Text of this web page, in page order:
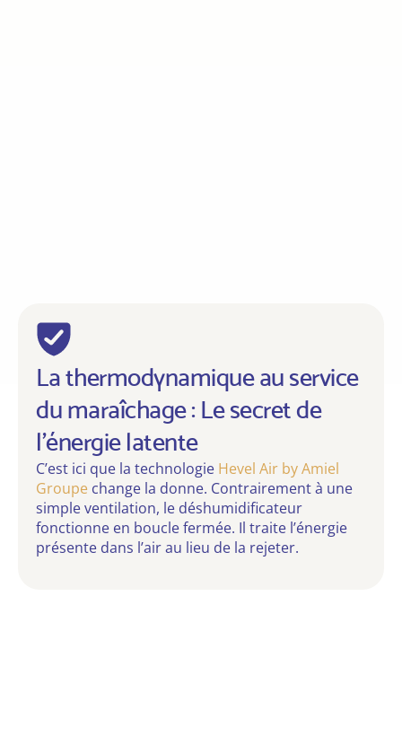
La thermodynamique au service
du maraîchage : Le secret de
l’énergie latente
C’est ici que la technologie Hevel Air by Amiel
Groupe change la donne. Contrairement à une
simple ventilation, le déshumidificateur
fonctionne en boucle fermée. Il traite l’énergie
présente dans l’air au lieu de la rejeter.